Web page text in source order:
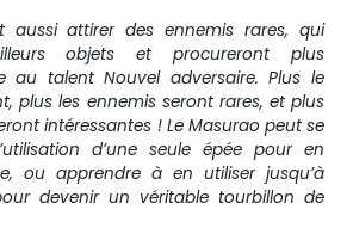
aussi attirer des ennemis rares, qui
objets et procureront plus
au talent Nouvel adversaire. Plus le
plus les ennemis seront rares, et plus
intéressantes ! Le Masurao peut se
d’une seule épée pour en
ou apprendre à en utiliser jusqu’à
devenir un véritable tourbillon de